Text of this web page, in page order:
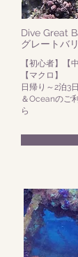
Dive Great
グレートバ
【初心者】【
【マクロ】
​日帰り～2泊3日
＆Oceanのご
ら